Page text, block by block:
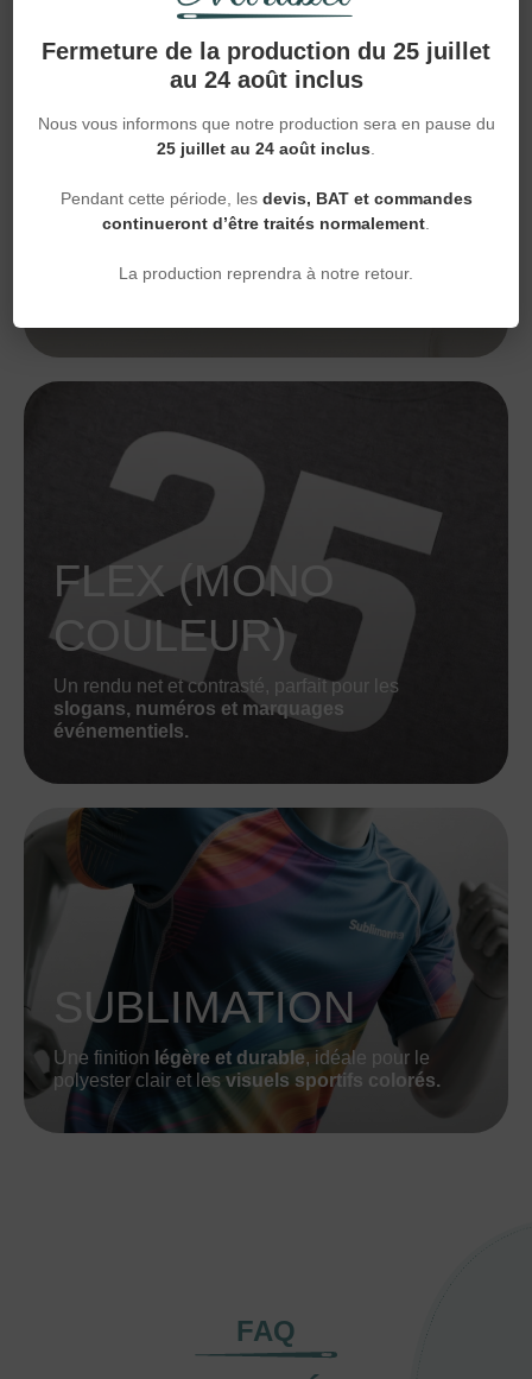
Fermeture de la production du 25 juillet
au 24 août inclus
Nous vous informons que notre production sera en pause du
25 juillet au 24 août inclus.
Pendant cette période, les devis, BAT et commandes
continueront d’être traités normalement.
La production reprendra à notre retour.
DTF
Une impressionsouple et multicolorequi restitue
FLEX (MONO
COULEUR)
Un rendu net et contrasté, parfait pour les
slogans, numéros et marquages
événementiels.
SUBLIMATION
Une finition légère et durable, idéale pour le
polyester clair et les visuels sportifs colorés.
FAQ